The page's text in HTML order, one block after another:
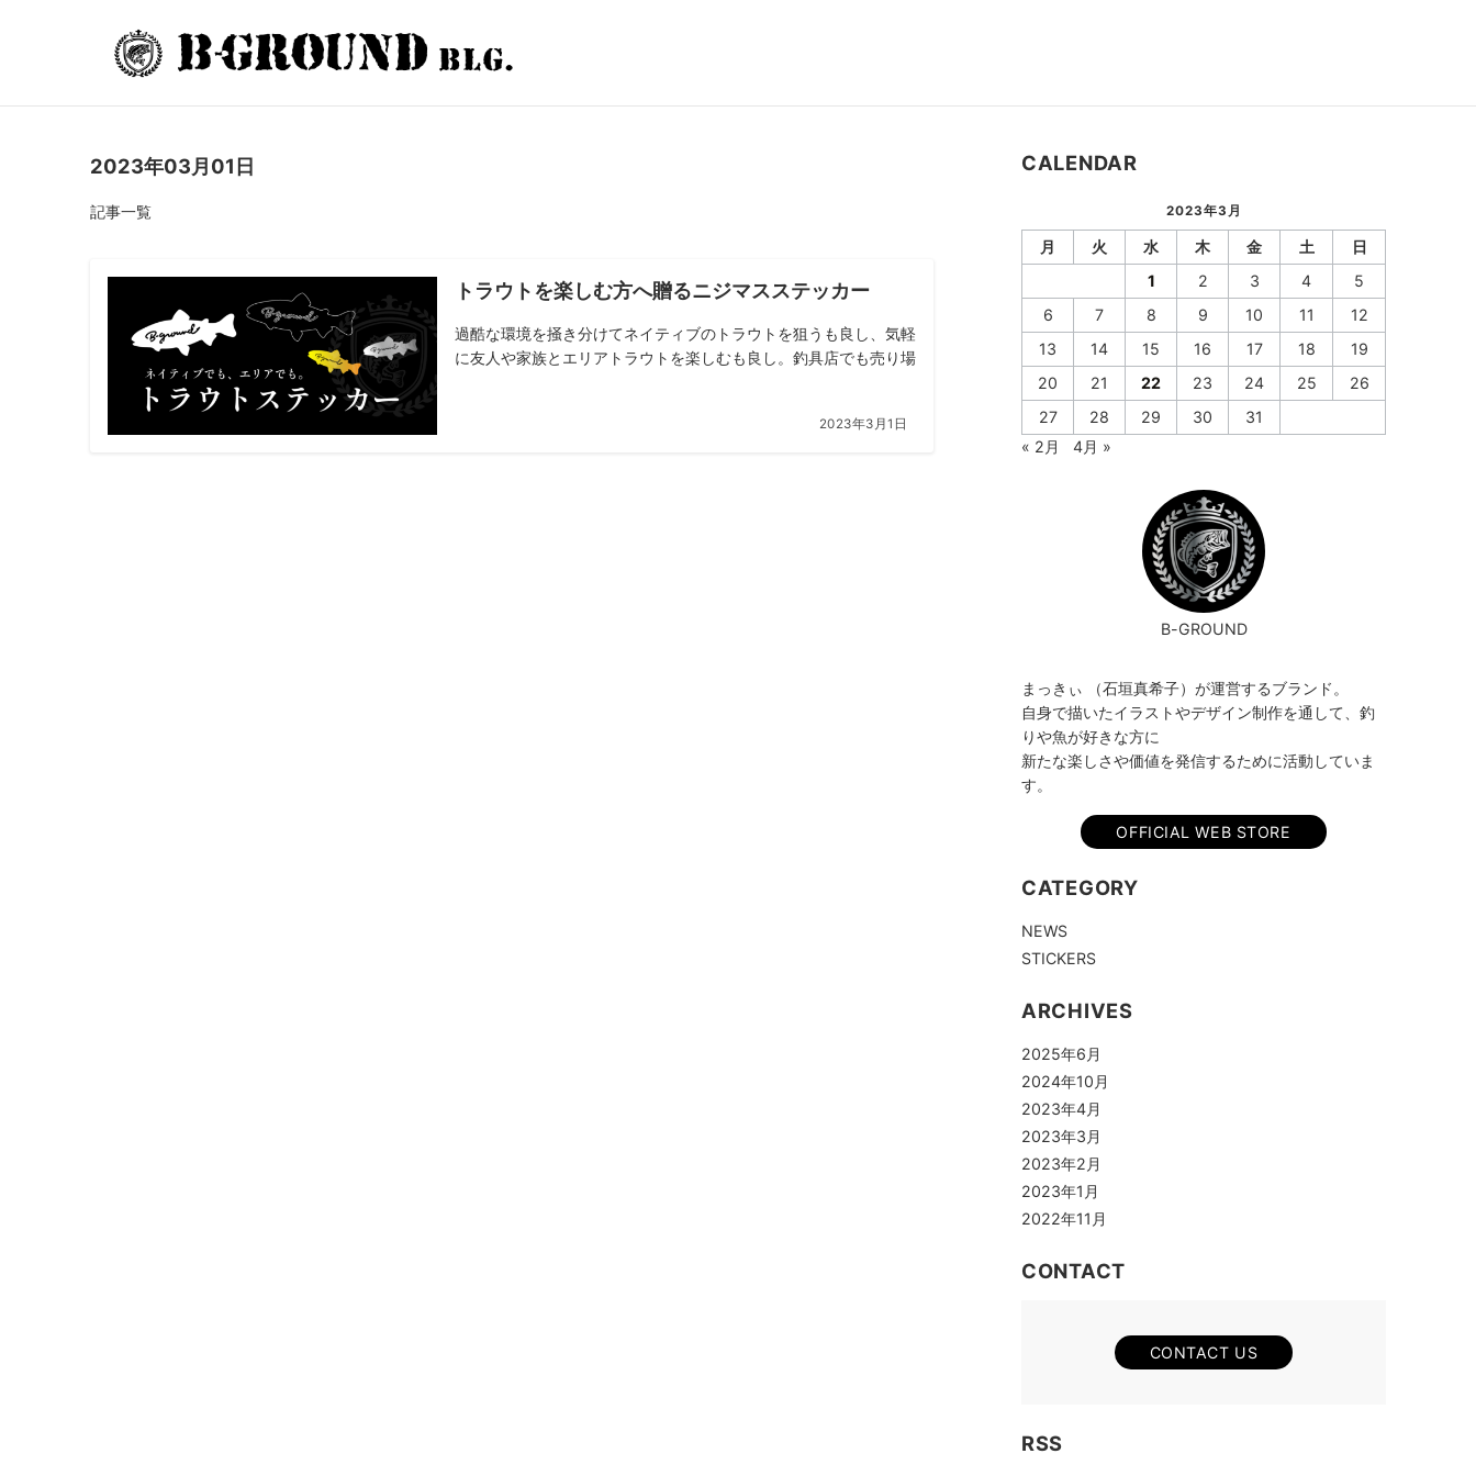
2023年03月01日
記事一覧
トラウトを楽しむ方へ贈るニジマスステッカー
過酷な環境を掻き分けてネイティブのトラウトを狙うも良し、気軽
に友人や家族とエリアトラウトを楽しむも良し。釣具店でも売り場
2023年3月1日
CALENDAR
2023年3月
月 火 水 木 金 土
日
1
2 3 4
5
6
7 8 9 10 11
12
13
14 15 16 17 18
19
20
21 22 23 24 25
26
27
28 29 30
31
« 2月
4月 »
B-GROUND
まっきぃ （石垣真希子）が運営するブランド。
自身で描いたイラストやデザイン制作を通して、釣
りや魚が好きな方に
新たな楽しさや価値を発信するために活動していま
す。
OFFICIAL WEB STORE
CATEGORY
NEWS
STICKERS
ARCHIVES
2025年6月
2024年10月
2023年4月
2023年3月
2023年2月
2023年1月
2022年11月
CONTACT
CONTACT US
RSS